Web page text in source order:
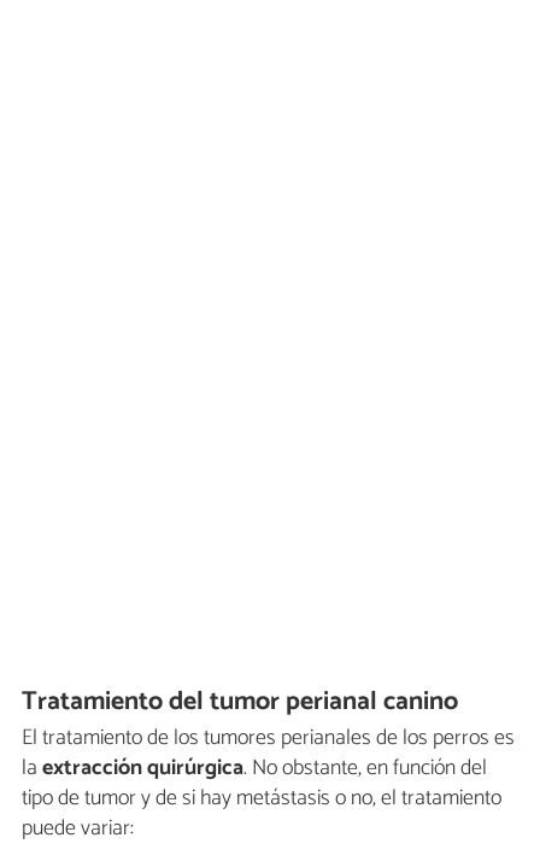
Tratamiento del tumor perianal canino
El tratamiento de los tumores perianales de los perros es
laextracción quirúrgica. No obstante, en función del
tipo de tumor y de si hay metástasis o no, el tratamiento
puede variar: